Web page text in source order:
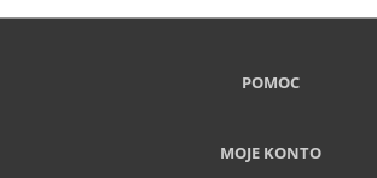
POMOC
MOJE KONTO